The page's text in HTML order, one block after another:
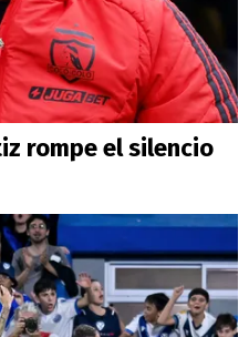
rompe el silencio